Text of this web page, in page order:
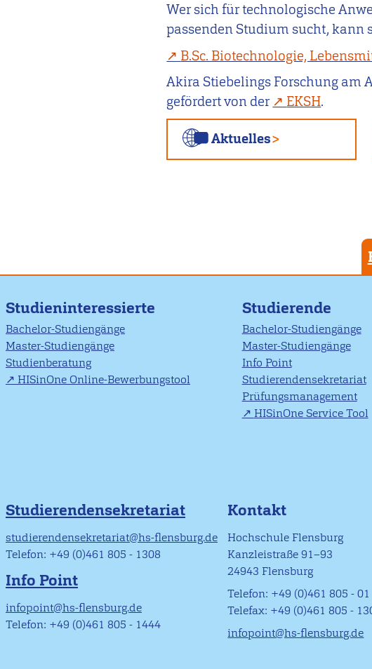
Wer sich für technologische
passenden Studium sucht,
B.Sc. Biotechnologie,
Akira Stiebelings Forschung am
gefördert von der
EKSH.
Aktuelles
Studieninteressierte
Bachelor-Studiengänge
Master-Studiengänge
Studienberatung
HISinOne Online-Bewerbungstool
Studierende
Bachelor-Studiengänge
Master-Studiengänge
Info Point
Studierendensekretariat
Prüfungsmanagement
HISinOne Service Tool
Studierendensekretariat
studierendensekretariat@hs-flensburg.de
Telefon: +49 (0)461 805 - 1308
Info Point
infopoint@hs-flensburg.de
Telefon: +49 (0)461 805 - 1444
Kontakt
Hochschule Flensburg
Kanzleistraße 91–93
24943 Flensburg
Telefon: +49 (0)461 805 - 01
Telefax: +49 (0)461 805 -
infopoint@hs-flensburg.de